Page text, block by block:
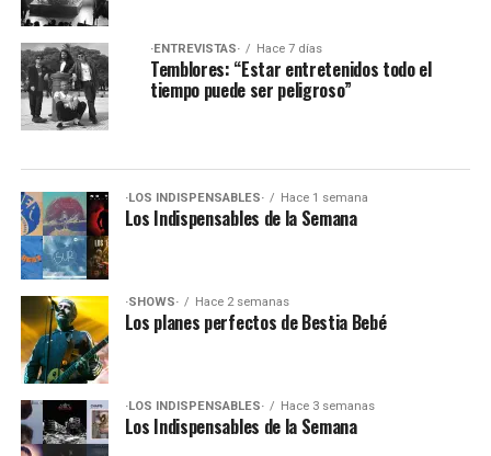
·ENTREVISTAS· Hace 7 días
Temblores: “Estar entretenidos todo el
tiempo puede ser peligroso”
·LOS INDISPENSABLES· Hace 1 semana
Los Indispensables de la Semana
·SHOWS· Hace 2 semanas
Los planes perfectos de Bestia Bebé
·LOS INDISPENSABLES· Hace 3 semanas
Los Indispensables de la Semana